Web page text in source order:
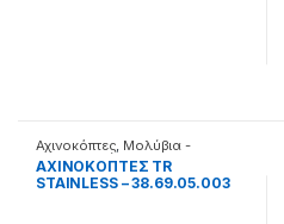
Αχινοκόπτες Μολύβια -
Μαλαγρωτές
ΑΧΙΝΟΚΟΠΤΕΣ TR
STAINLESS – 38.69.05.003